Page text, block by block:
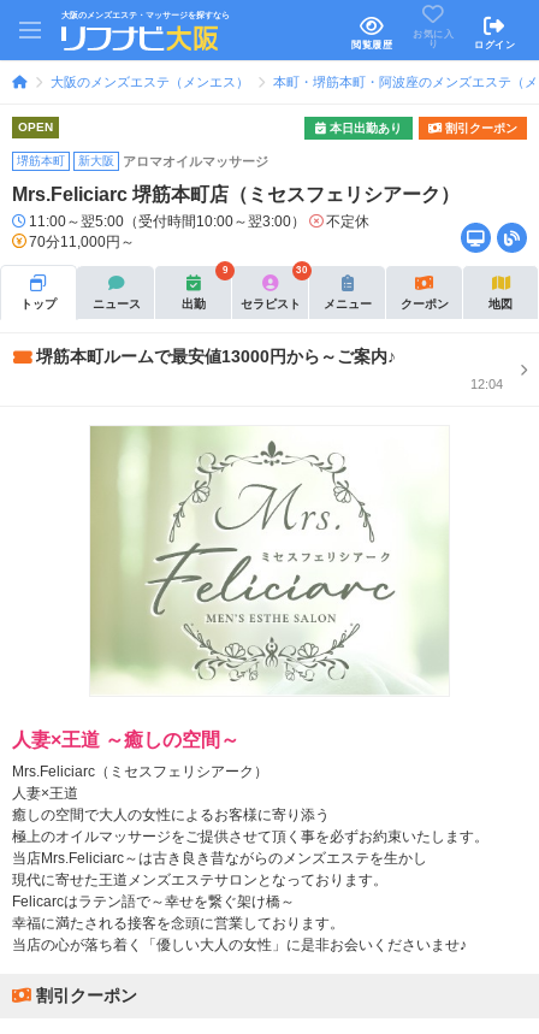
大阪のメンズエステ・マッサージを探すなら
閲覧履歴
お気に入
り
ログイン
大阪のメンズエステ（メンエス） 本町・堺筋本町・阿波座のメンズエステ（
OPEN 本日出勤あり 割引クーポン
堺筋本町 新大阪 アロマオイルマッサージ
Mrs.Feliciarc 堺筋本町店（ミセスフェリシアーク）
11:00～翌5:00（受付時間10:00～翌3:00）
不定休
70分11,000円～
トップ ニュース 出勤
9
セラピスト
30
メニュー クーポン 地図
堺筋本町ルームで最安値13000円から～ご案内♪
12:04
人妻×王道 ～癒しの空間～
Mrs.Feliciarc（ミセスフェリシアーク）
人妻×王道
癒しの空間で大人の女性によるお客様に寄り添う
極上のオイルマッサージをご提供させて頂く事を必ずお約束いたします。
当店Mrs.Feliciarc～は古き良き昔ながらのメンズエステを生かし
現代に寄せた王道メンズエステサロンとなっております。
Felicarcはラテン語で～幸せを繋ぐ架け橋～
幸福に満たされる接客を念頭に営業しております。
当店の心が落ち着く「優しい大人の女性」に是非お会いくださいませ♪
割引クーポン